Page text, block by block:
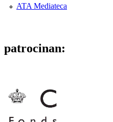
ATA Mediateca
patrocinan: